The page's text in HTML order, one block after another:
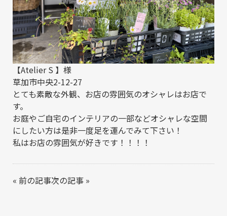
【Atelier S 】様
草加市中央2-12-27
とても素敵な外観、お店の雰囲気のオシャレはお店で
す。
お庭やご自宅のインテリアの一部などオシャレな空間
にしたい方は是非一度足を運んでみて下さい！
私はお店の雰囲気が好きです！！！！
« 前の記事次の記事 »